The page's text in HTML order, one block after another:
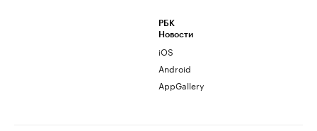
РБК
Новости
iOS
Android
AppGallery